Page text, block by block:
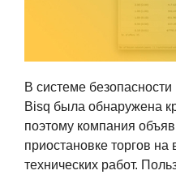
В системе
Bisq была обнаружена
поэтому компания
приостановке торгов
технических работ.